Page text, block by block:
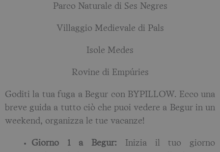
Parco Naturale di Ses Negres
Villaggio Medievale di Pals
Isole Medes
Rovine di Empúries
Goditi la tua fuga a Begur con BYPILLOW. Ecco una
breve guida a tutto ciò che puoi vedere a Begur in un
weekend, organizza le tue vacanze!
Giorno 1 a Begur: Inizia il tuo giorno